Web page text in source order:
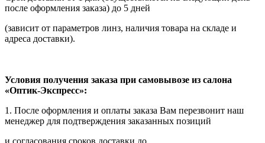
после оформления заказа) до 5 дней
(зависит от параметров линз, наличия товара на складе и
адреса доставки).
Условия получения заказа при самовывозе из салона
«Оптик-Экспресс»:
1. После оформления и оплаты заказа Вам перезвонит наш
менеджер для подтверждения заказанных позиций
и согласования сроков доставки до